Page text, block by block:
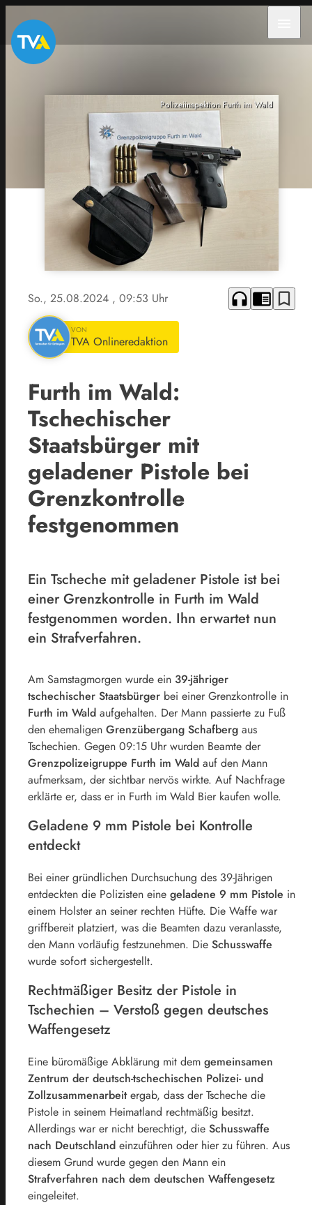
Polizeiinspektion Furth im Wald
So., 25.08.2024 , 09:53 Uhr headphones chrome_reader_mode bookmark_border
VON
TVA Onlineredaktion
Furth im Wald:
Tschechischer
Staatsbürger mit
geladener Pistole bei
Grenzkontrolle
festgenommen
Ein Tscheche mit geladener Pistole ist bei
einer Grenzkontrolle in Furth im Wald
festgenommen worden. Ihn erwartet nun
ein Strafverfahren.
Am Samstagmorgen wurde ein 39-jähriger
tschechischer Staatsbürger bei einer Grenzkontrolle in
Furth im Wald aufgehalten. Der Mann passierte zu Fuß
den ehemaligen Grenzübergang Schafberg aus
Tschechien. Gegen 09:15 Uhr wurden Beamte der
Grenzpolizeigruppe Furth im Wald auf den Mann
aufmerksam, der sichtbar nervös wirkte. Auf Nachfrage
erklärte er, dass er in Furth im Wald Bier kaufen wolle.
Geladene 9 mm Pistole bei Kontrolle
entdeckt
Bei einer gründlichen Durchsuchung des 39-Jährigen
entdeckten die Polizisten eine geladene 9 mm Pistole in
einem Holster an seiner rechten Hüfte. Die Waffe war
griffbereit platziert, was die Beamten dazu veranlasste,
den Mann vorläufig festzunehmen. Die Schusswaffe
wurde sofort sichergestellt.
Rechtmäßiger Besitz der Pistole in
Tschechien – Verstoß gegen deutsches
Waffengesetz
Eine büromäßige Abklärung mit dem gemeinsamen
Zentrum der deutsch-tschechischen Polizei- und
Zollzusammenarbeitergab, dass der Tscheche die
Pistole in seinem Heimatland rechtmäßig besitzt.
Allerdings war er nicht berechtigt, die Schusswaffe
nach Deutschland einzuführen oder hier zu führen. Aus
diesem Grund wurde gegen den Mann ein
Strafverfahren nach dem deutschen Waffengesetz
eingeleitet.